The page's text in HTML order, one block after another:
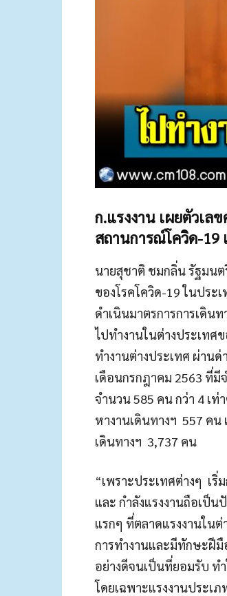
ก.แรงงาน เผยตัวเล
สถานการณ์โควิด-19
นายสุชาติ ชมกลิ่น รัฐมนต
ของโรคโควิด-19 ในประ
ดำเนินมาตรการการเดิน
ไปทำงานในต่างประเทศ
ทำงานต่างประเทศ ผ่าน
เดือนกรกฎาคม 2563 ที่
จำนวน 585 คน กว่า 4 เ
หางานเดินทางฯ 557 ค
เดินทางฯ 3,737 คน
“เพราะประเทศต่างๆ เ
และ กำลังแรงงานถือเป็
แรกๆ ที่ตลาดแรงงานในต่
การทำงานและมีทักษะฝีมื
อย่างดีจนเป็นที่ยอมรับ ท
โดยเฉพาะแรงงานประเ